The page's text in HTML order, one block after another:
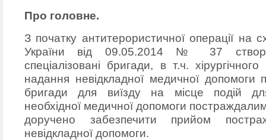
Про головне.
З початку антитерористичної операції на
України від 09.05.2014 № 37
спеціалізовані бригади, в т.ч.
надання невідкладної медичної допомоги
бригади для виїзду на місце подій
необхідної медичної допомоги
доручено забезпечити прийом
невідкладної допомоги.